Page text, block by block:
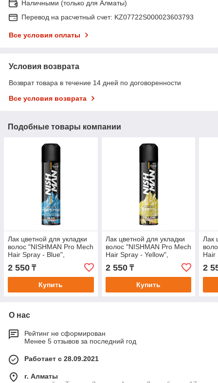
Наличными (только для Алматы)
Перевод на расчетный счет: KZ07722S000023603793
Все условия оплаты
Условия возврата
Возврат товара в течение 14 дней по договоренности
Все условия возврата
Подобные товары компании
Лак цветной для укладки
волос "NISHMAN Pro Mech
Hair Spray - Blue",
голубой.
2 550 ₸
Купить
Лак цветной для укладки
волос "NISHMAN Pro Mech
Hair Spray - Yellow",
желтый.
2 550₸
Купить
Лак
Hair
2
О нас
Рейтинг не сформирован
Менее 5 отзывов за последний год
Работает с 28.09.2021
г. Алматы